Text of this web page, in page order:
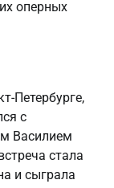
оперных
Петербурге,
с
Василием
стала
и сыграла